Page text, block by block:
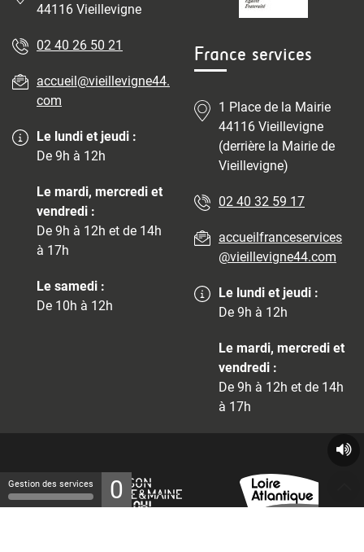
44116 Vieillevigne
02 40 26 50 21
accueil@vieillevigne44.
com
Le lundi et jeudi :
De 9h à 12h
Le mardi, mercredi et
vendredi :
De 9h à 12h et de 14h
à 17h
Le samedi :
De 10h à 12h
France services
1 Place de la Mairie
44116 Vieillevigne
(derrière la Mairie de
Vieillevigne)
02 40 32 59 17
accueilfranceservices
@vieillevigne44.com
Le lundi et jeudi :
De 9h à 12h
Le mardi, mercredi et
vendredi :
De 9h à 12h et de 14h
à 17h
Gestion des services 0